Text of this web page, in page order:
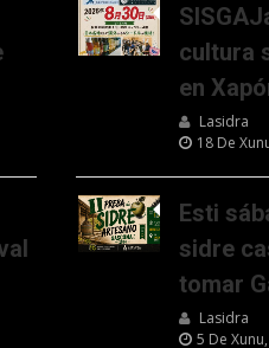
cultura
en
Lasidra
18 De
Esti
sidre
tomar
Lasidra
5 De